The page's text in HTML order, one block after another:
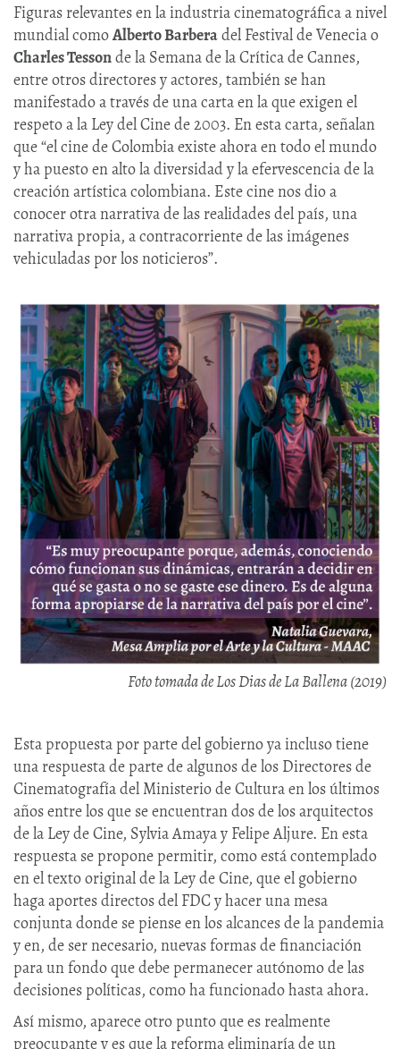
Figuras relevantes en la industria cinematográfica a nivel
mundial comoAlberto Barberadel Festival de Venecia o
Charles Tessonde la Semana de la Crítica de Cannes,
entre otros directores y actores, también se han
manifestado a través de una carta en la que exigen el
respeto a la Ley del Cine de 2003. En esta carta, señalan
que “el cine de Colombia existe ahora en todo el mundo
y ha puesto en alto la diversidad y la efervescencia de la
creación artística colombiana. Este cine nos dio a
conocer otra narrativa de las realidades del país, una
narrativa propia, a contracorriente de las imágenes
vehiculadas por los noticieros”.
Foto tomada de Los Dias de La Ballena (2019)
Esta propuesta por parte del gobierno ya incluso tiene
una respuesta de parte de algunos de los Directores de
Cinematografía del Ministerio de Cultura en los últimos
años entre los que se encuentran dos de los arquitectos
de la Ley de Cine, Sylvia Amaya y Felipe Aljure. En esta
respuesta se propone permitir, como está contemplado
en el texto original de la Ley de Cine, que el gobierno
haga aportes directos del FDC y hacer una mesa
conjunta donde se piense en los alcances de la pandemia
y en, de ser necesario, nuevas formas de financiación
para un fondo que debe permanecer autónomo de las
decisiones políticas, como ha funcionado hasta ahora.
Así mismo, aparece otro punto que es realmente
preocupante y es que la reforma eliminaría de un